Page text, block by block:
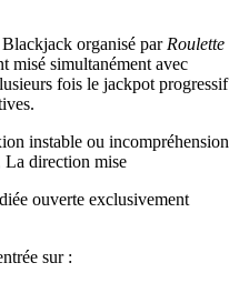
organisé par Roulette
misé simultanément avec
fois le jackpot progressif
instable ou incompréhension
La direction mise
ouverte exclusivement
sur :